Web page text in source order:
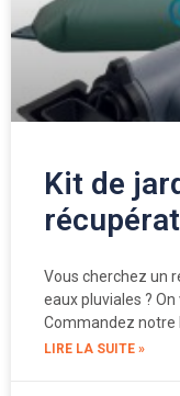
Kit de
Vous cherchez un
eaux pluviales ?
Commandez notre
LIRE LA SUITE »